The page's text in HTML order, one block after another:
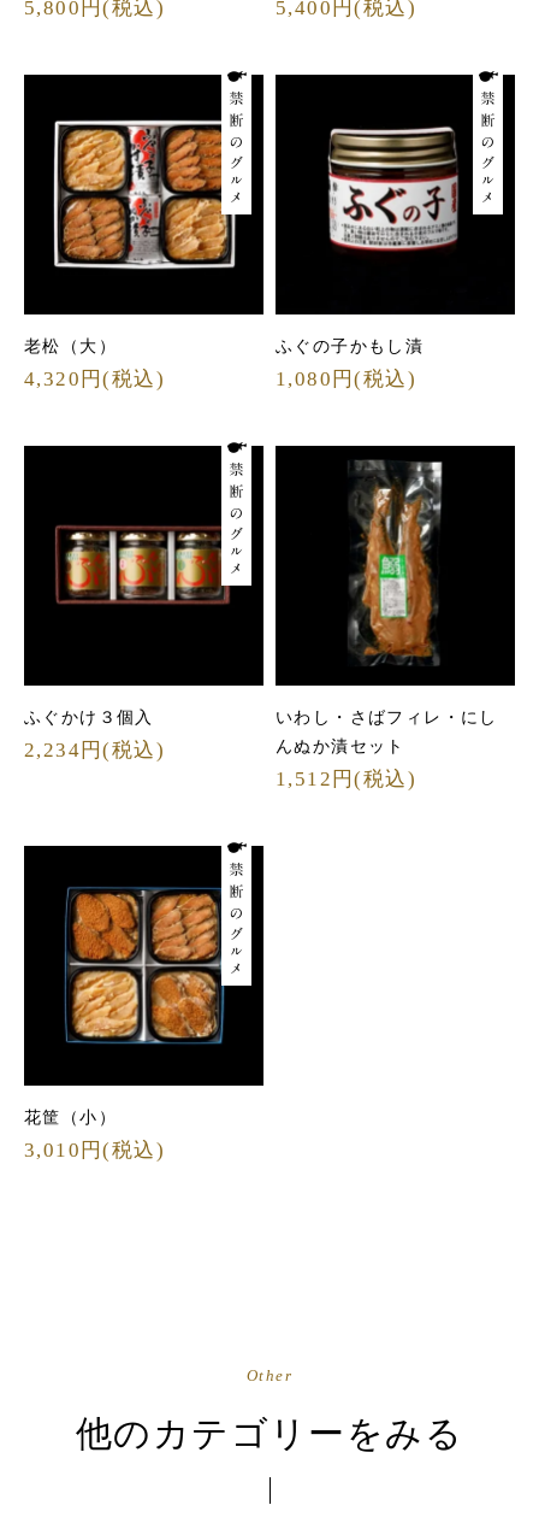
5,800円(税込) 5,400円(税込)
老松（大）
4,320円(税込)
ふぐの子かもし漬
1,080円(税込)
ふぐかけ３個入
2,234円(税込)
いわし・さばフィレ・にし
んぬか漬セット
1,512円(税込)
花筐（小）
3,010円(税込)
Other
他のカテゴリーをみる